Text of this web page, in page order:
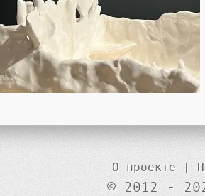
О проекте |
© 2012 -